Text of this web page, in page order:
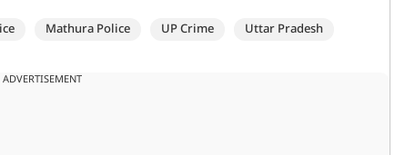
Mathura Police UP Crime
Uttar Pradesh
ADVERTISEMENT